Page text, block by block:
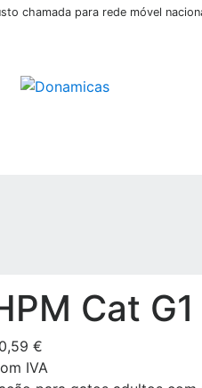
chamada para rede móvel
Cat
€
IVA